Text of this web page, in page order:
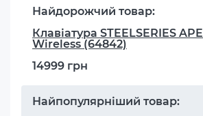
Найдорожчий товар:
Клавіатура STEELSERIES
Wireless (64842)
14999 грн
Найпопулярніший товар: